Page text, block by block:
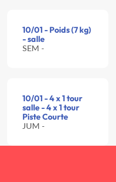
10/01 - Poids (7 kg)
- salle
SEM -
10/01 - 4 x 1 tour
salle - 4 x 1 tour
Piste Courte
JUM -